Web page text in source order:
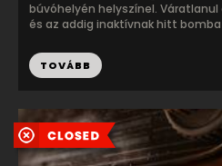
búvóhelyén helyszínel.
és az addig inaktívnak hitt bomba
TOVÁBB